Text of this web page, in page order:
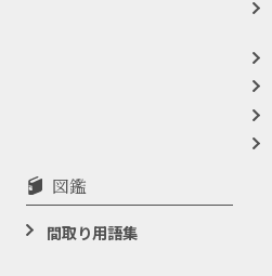
図鑑
間取り用語集